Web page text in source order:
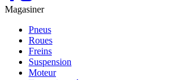
Magasiner
Pneus
Roues
Freins
Suspension
Moteur